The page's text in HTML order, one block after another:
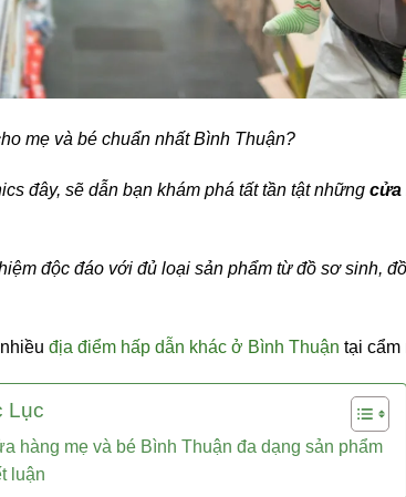
mẹ và bé chuẩn nhất Bình Thuận?
đây, sẽ dẫn bạn khám phá tất tần tật những cửa
độc đáo với đủ loại sản phẩm từ đồ sơ sinh,
địa điểm hấp dẫn khác ở Bình Thuận tại cẩm
Lục
hàng mẹ và bé Bình Thuận đa dạng sản phẩm
luận